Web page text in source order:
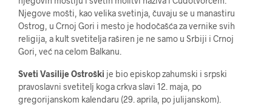
Njegove mošti, kao velika svetinja, čuvaju se u manastiru
Ostrog, u Crnoj Gori i mesto je hodočašća za vernike svih
religija, a kult svetitelja raširen je ne samo u Srbiji i Crnoj
Gori, već na celom Balkanu.
Sveti Vasilije Ostroški je bio episkop zahumski i srpski
pravoslavni svetitelj koga crkva slavi 12. maja, po
gregorijanskom kalendaru (29. aprila, po julijanskom).